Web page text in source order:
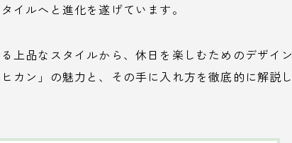
イルへと進化を遂げています。
上品なスタイルから、休日を楽しむためのデザイン
カン」の魅力と、その手に入れ方を徹底的に解説し